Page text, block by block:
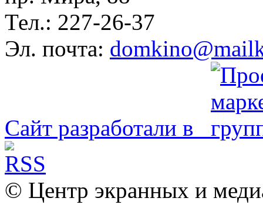
Тел.: 227-26-37
Эл. почта:
Сайт разработали в
© Центр экранных и